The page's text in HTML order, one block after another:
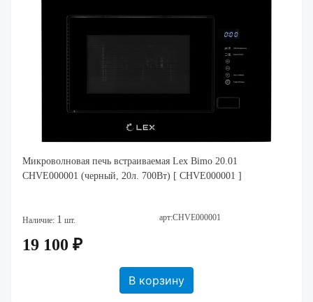
Микроволновая печь встраиваемая Lex Bimo 20.01
CHVE000001 (черный, 20л. 700Вт) [ CHVE000001 ]
Наличие: 1 шт. арт:CHVE000001
19 100 ₽
В корзину